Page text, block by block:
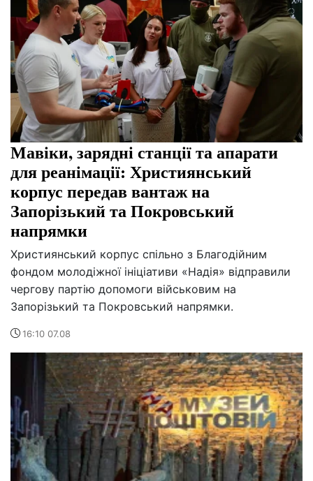
Мавіки, зарядні станції та апарати
для реанімації: Християнський
корпус передав вантаж на
Запорізький та Покровський
напрямки
Християнський корпус спільно з Благодійним
фондом молодіжної ініціативи «Надія» відправили
чергову партію допомоги військовим на
Запорізький та Покровський напрямки.
16:10 07.08